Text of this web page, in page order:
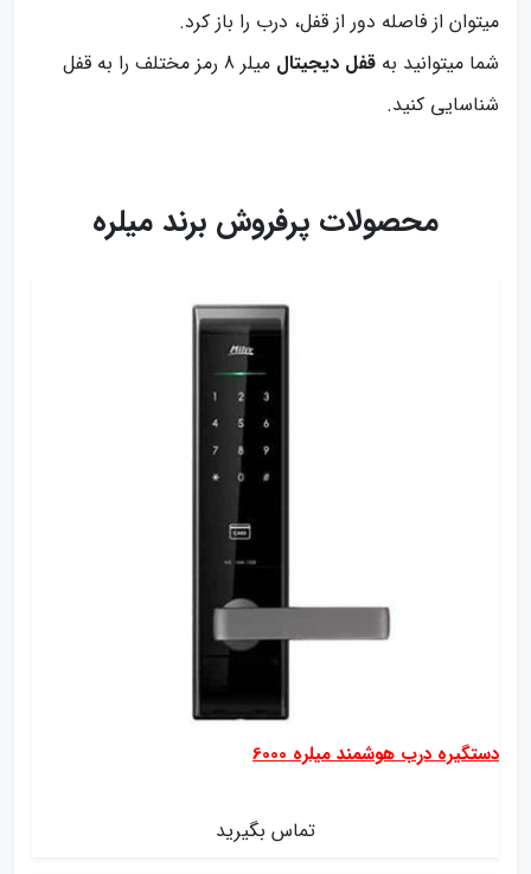
میتوان از فاصله دور از قفل، درب را باز کرد.
شما میتوانید به قفل دیجیتال
میلر 8 رمز مختلف را به قفل
شناسایی کنید.
محصولات پرفروش برند میلره
دستگیره درب هوشمند میلره 6000
تماس بگیرید